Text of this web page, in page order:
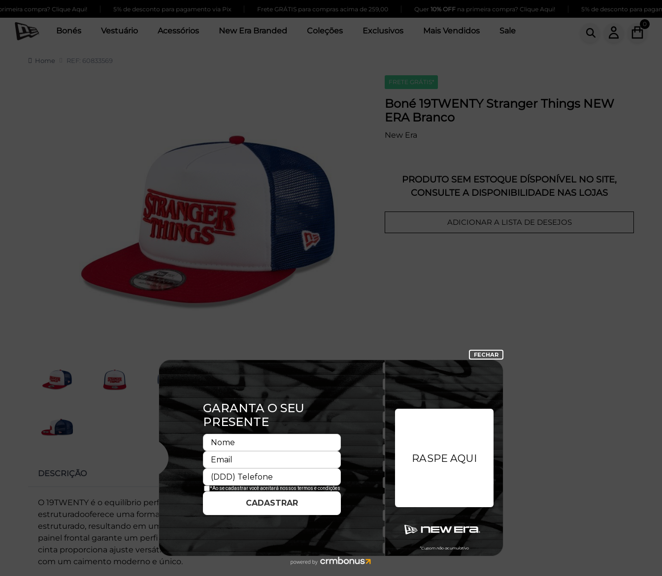
compra? Clique Aqui! 5% de desconto para pagamento via Pix Frete GRÁTIS para compras acima de 259,00 Quer10% OFFna primeira compra? Clique Aqui! 5% de desconto para
Bonés Vestuário Acessórios New Era Branded Coleções Exclusivos Mais Vendidos Sale
0
Home REF: 60833569
DESCRIÇÃO
O 19TWENTY é o equilíbrio perfeito entre o passado e o presente. Seu designsemi-
estruturadooferece uma forma suave e definida, sem a rigidez dos modelos
estruturado, resultando em um visual relaxado e confortável. Acostura A-Frameno
painel frontal garante um perfil mais angular e estiloso, enquanto o fechamento de
cinta proporciona ajuste versátil. Ideal para quem busca a autenticidade vintage
com um caimento moderno e único.
FRETE GRÁTIS*
Boné 19TWENTY Stranger Things NEW
ERA Branco
New Era
PRODUTO SEM ESTOQUE DÍSPONÍVEL NO SITE,
CONSULTE A DISPONIBILIDADE NAS LOJAS
ADICIONAR A LISTA DE DESEJOS